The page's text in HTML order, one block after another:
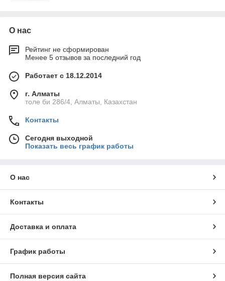
О нас
Рейтинг не сформирован
Менее 5 отзывов за последний год
Работает с 18.12.2014
г. Алматы
толе би 286/4, Алматы, Казахстан
Контакты
Сегодня выходной
Показать весь график работы
О нас
Контакты
Доставка и оплата
График работы
Полная версия сайта